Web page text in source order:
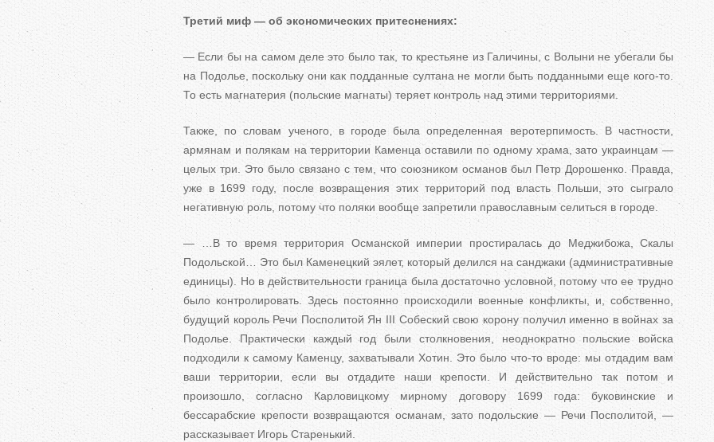
Третий миф — об экономических притеснениях:
— Если бы на самом деле это было так, то крестьяне из Галичины, с Волыни не убегали бы
на Подолье, поскольку они как подданные султана не могли быть подданными еще кого-то.
То есть магнатерия (польские магнаты) теряет контроль над этими территориями.
Также, по словам ученого, в городе была определенная веротерпимость. В частности,
армянам и полякам на территории Каменца оставили по одному храма, зато украинцам —
целых три. Это было связано с тем, что союзником османов был Петр Дорошенко. Правда,
уже в 1699 году, после возвращения этих территорий под власть Польши, это сыграло
негативную роль, потому что поляки вообще запретили православным селиться в городе.
— …В то время территория Османской империи простиралась до Меджибожа, Скалы
Подольской… Это был Каменецкий эялет, который делился на санджаки (административные
единицы). Но в действительности граница была достаточно условной, потому что ее трудно
было контролировать. Здесь постоянно происходили военные конфликты, и, собственно,
будущий король Речи Посполитой Ян III Собеский свою корону получил именно в войнах за
Подолье. Практически каждый год были столкновения, неоднократно польские войска
подходили к самому Каменцу, захватывали Хотин. Это было что-то вроде: мы отдадим вам
ваши территории, если вы отдадите наши крепости. И действительно так потом и
произошло, согласно Карловицкому мирному договору 1699 года: буковинские и
бессарабские крепости возвращаются османам, зато подольские — Речи Посполитой, —
рассказывает Игорь Старенький.